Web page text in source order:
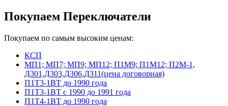
Покупаем Переключатели
Покупаем по самым высоким ценам:
КСП
МП1; МП7; МП9; МП12; П1М9; П1М12; П2М-1,
Д301,Д303,Д306,Д311(цена договорная)
П1Т3-1ВТ до 1990 года
П1Т3-1ВТ с 1990 до 1991 года
П1Т4-1ВТ до 1990 года